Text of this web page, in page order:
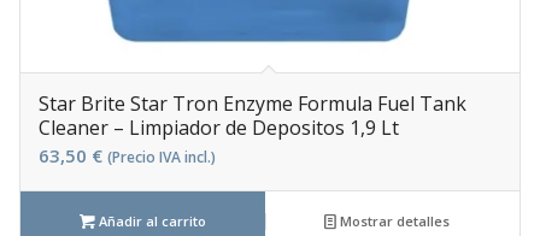
Star Brite Star Tron Enzyme Formula Fuel Tank
Cleaner – Limpiador de Depositos 1,9 Lt
63,50 € (Precio IVA incl.)
Añadir al carrito Mostrar detalles